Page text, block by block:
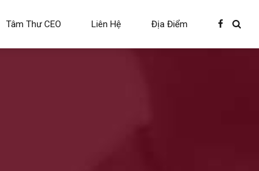
Tâm Thư CEO Liên Hệ Địa Điểm